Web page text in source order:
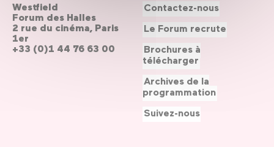
Westfield
Forum des Halles
2 rue du cinéma, Paris
1er
+33 (0)1 44 76 63 00
Contactez-nous
Le Forum recrute
Brochures à
télécharger
Archives de la
programmation
Suivez-nous